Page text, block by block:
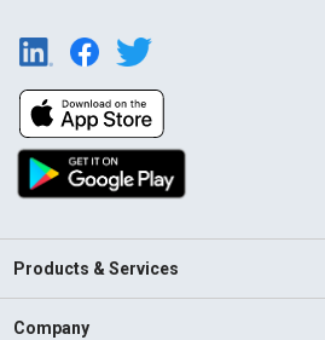
Products & Services
Company